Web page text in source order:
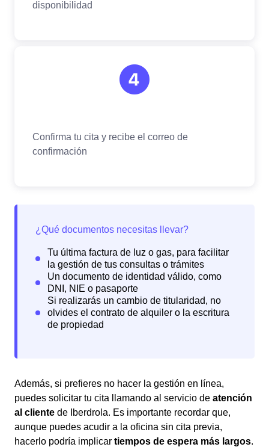
Además, si prefieres no hacer la gestión en línea,
puedes solicitar tu cita llamando al servicio de atención
al cliente de Iberdrola. Es importante recordar que,
aunque puedes acudir a la oficina sin cita previa,
hacerlo podría implicar tiempos de espera más largos.